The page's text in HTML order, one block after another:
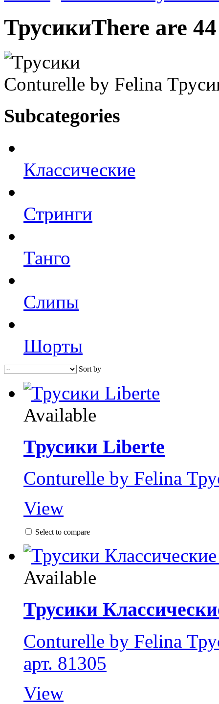
ТрусикиThere are
Conturelle by Felina
Subcategories
Классические
Стринги
Танго
Слипы
Шорты
Sort by
Available
Трусики Liberte
Conturelle by Felina
View
Select to compare
Available
Трусики
Conturelle by Felina
арт. 81305
View